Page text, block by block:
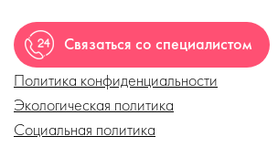
Связаться со специалистом
Политика конфиденциальности
Экологическая политика
Социальная политика